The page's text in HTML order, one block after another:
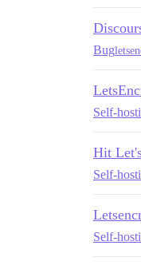
Bug
Self-
Hit
Self-
Self-